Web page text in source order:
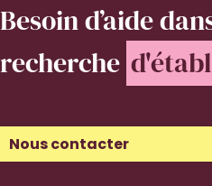
Besoin d’aide
recherche
Nous contacter